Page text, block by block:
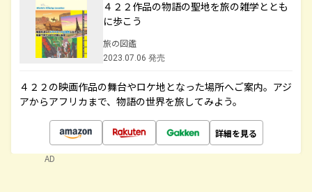
４２２作品の物語の聖地を旅の雑学ととも
に歩こう
旅の図鑑
2023.07.06 発売
４２２の映画作品の舞台やロケ地となった場所へご案内。アジ
アからアフリカまで、物語の世界を旅してみよう。
詳細を見る
AD